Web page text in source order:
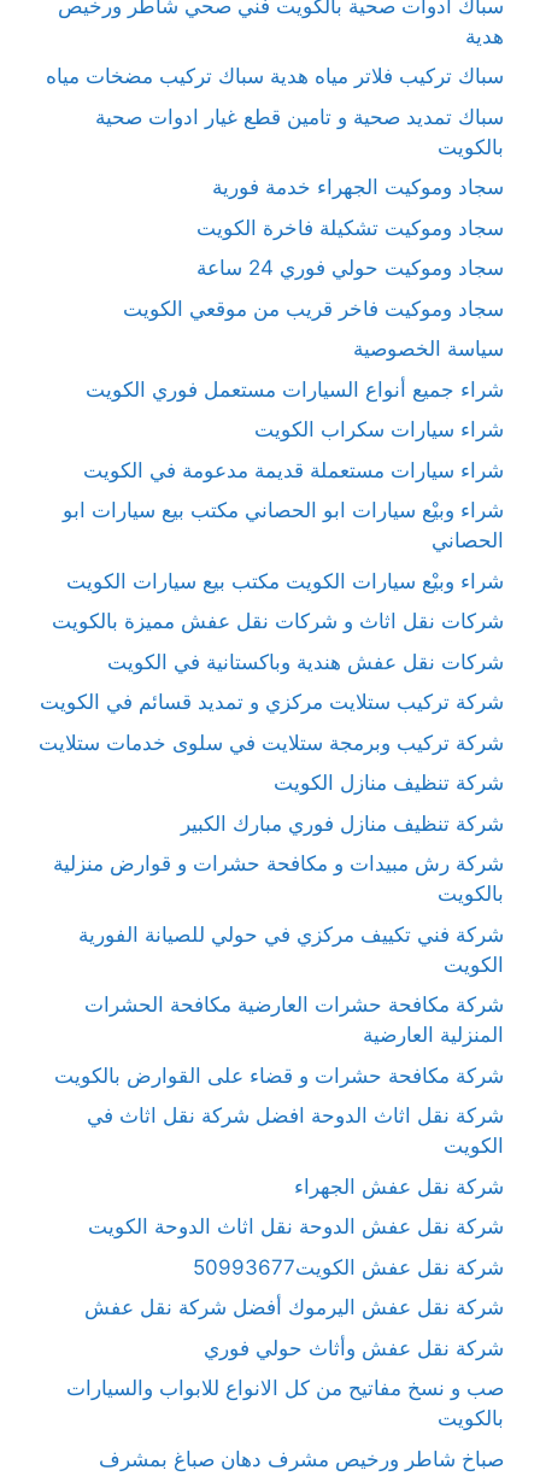
سباك ادوات صحية بالكويت فني صحي شاطر ورخيص
هدية
سباك تركيب فلاتر مياه هدية سباك تركيب مضخات مياه
سباك تمديد صحية و تامين قطع غيار ادوات صحية
بالكويت
سجاد وموكيت الجهراء خدمة فورية
سجاد وموكيت تشكيلة فاخرة الكويت
سجاد وموكيت حولي فوري 24 ساعة
سجاد وموكيت فاخر قريب من موقعي الكويت
سياسة الخصوصية
شراء جميع أنواع السيارات مستعمل فوري الكويت
شراء سيارات سكراب الكويت
شراء سيارات مستعملة قديمة مدعومة في الكويت
شراء وبيْع سيارات ابو الحصاني مكتب بيع سيارات ابو
الحصاني
شراء وبيْع سيارات الكويت مكتب بيع سيارات الكويت
شركات نقل اثاث و شركات نقل عفش مميزة بالكويت
شركات نقل عفش هندية وباكستانية في الكويت
شركة تركيب ستلايت مركزي و تمديد قسائم في الكويت
شركة تركيب وبرمجة ستلايت في سلوى خدمات ستلايت
شركة تنظيف منازل الكويت
شركة تنظيف منازل فوري مبارك الكبير
شركة رش مبيدات و مكافحة حشرات و قوارض منزلية
بالكويت
شركة فني تكييف مركزي في حولي للصيانة الفورية
الكويت
شركة مكافحة حشرات العارضية مكافحة الحشرات
المنزلية العارضية
شركة مكافحة حشرات و قضاء على القوارض بالكويت
شركة نقل اثاث الدوحة افضل شركة نقل اثاث في
الكويت
شركة نقل عفش الجهراء
شركة نقل عفش الدوحة نقل اثاث الدوحة الكويت
شركة نقل عفش الكويت50993677
شركة نقل عفش اليرموك أفضل شركة نقل عفش
شركة نقل عفش وأثاث حولي فوري
صب و نسخ مفاتيح من كل الانواع للابواب والسيارات
بالكويت
صباخ شاطر ورخيص مشرف دهان صباغ بمشرف